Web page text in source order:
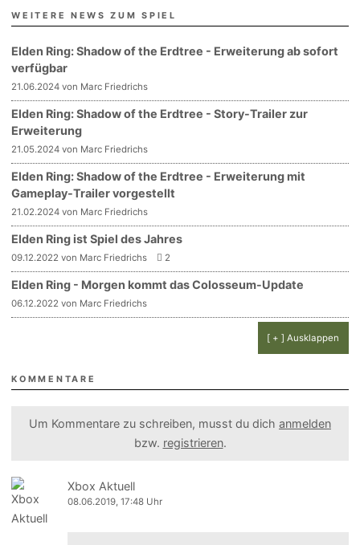
WEITERE NEWS ZUM SPIEL
Elden Ring: Shadow of the Erdtree - Erweiterung ab sofort
verfügbar
21.06.2024 von Marc Friedrichs
Elden Ring: Shadow of the Erdtree - Story-Trailer zur
Erweiterung
21.05.2024 von Marc Friedrichs
Elden Ring: Shadow of the Erdtree - Erweiterung mit
Gameplay-Trailer vorgestellt
21.02.2024 von Marc Friedrichs
Elden Ring ist Spiel des Jahres
09.12.2022 von Marc Friedrichs 2
Elden Ring - Morgen kommt das Colosseum-Update
06.12.2022 von Marc Friedrichs
[ + ] Ausklappen
KOMMENTARE
Um Kommentare zu schreiben, musst du dich anmelden
bzw. registrieren.
Xbox Aktuell
08.06.2019, 17:48 Uhr